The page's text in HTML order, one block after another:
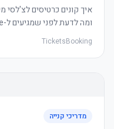
איך קונים כרטיסים
ומה לדעת לפני שמגיעים ל-Stamford Bridge.
TicketsBooking
מדריכי קנייה